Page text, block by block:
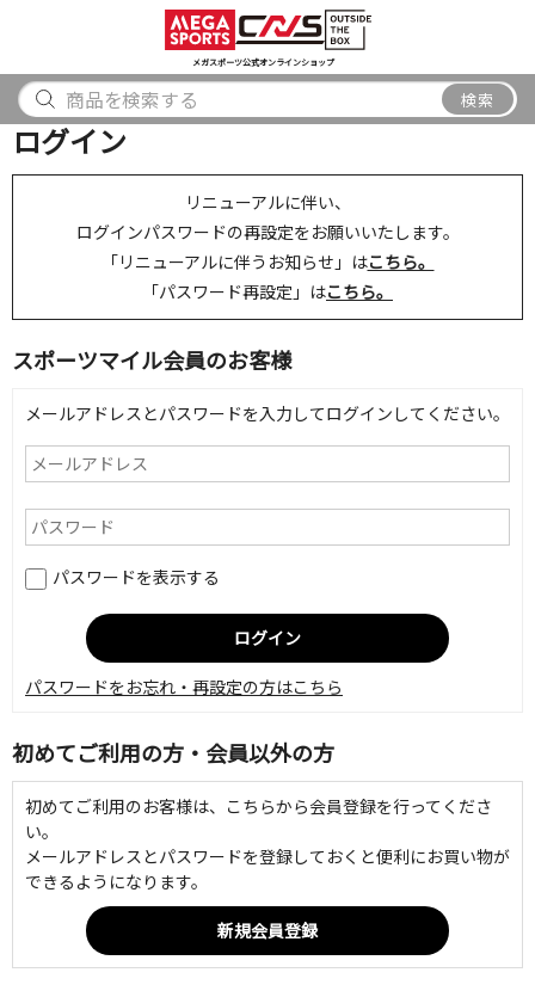
メガスポーツ公式オンラインショップ
検索
アウトドア
から探す
ブランド
から探す
検索
ログイン
リニューアルに伴い、
ログインパスワードの再設定をお願いいたします。
「リニューアルに伴うお知らせ」はこちら。
「パスワード再設定」はこちら。
スポーツマイル会員のお客様
メールアドレスとパスワードを入力してログインしてください。
パスワードを表示する
パスワードをお忘れ・再設定の方はこちら
初めてご利用の方・会員以外の方
初めてご利用のお客様は、こちらから会員登録を行ってくださ
い。
メールアドレスとパスワードを登録しておくと便利にお買い物が
できるようになります。